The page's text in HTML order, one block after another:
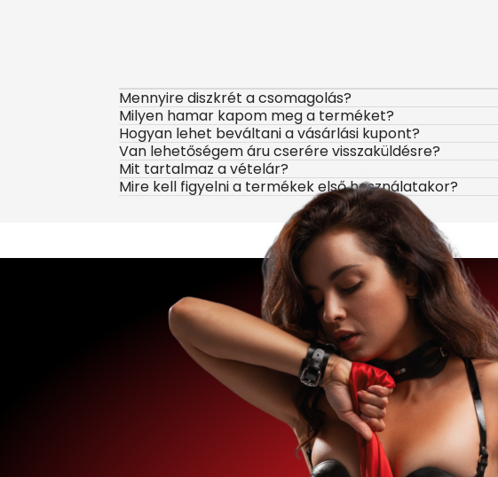
Mennyire diszkrét a csomagolás?
Milyen hamar kapom meg a terméket?
Hogyan lehet beváltani a vásárlási kupont?
Van lehetőségem áru cserére visszaküldésre?
Mit tartalmaz a vételár?
Mire kell figyelni a termékek első használatakor?